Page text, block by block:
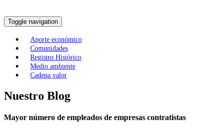
Toggle navigation
Aporte económico
Comunidades
Registro Histórico
Medio ambiente
Cadena valor
Nuestro Blog
Mayor número de empleados de empresas contratistas